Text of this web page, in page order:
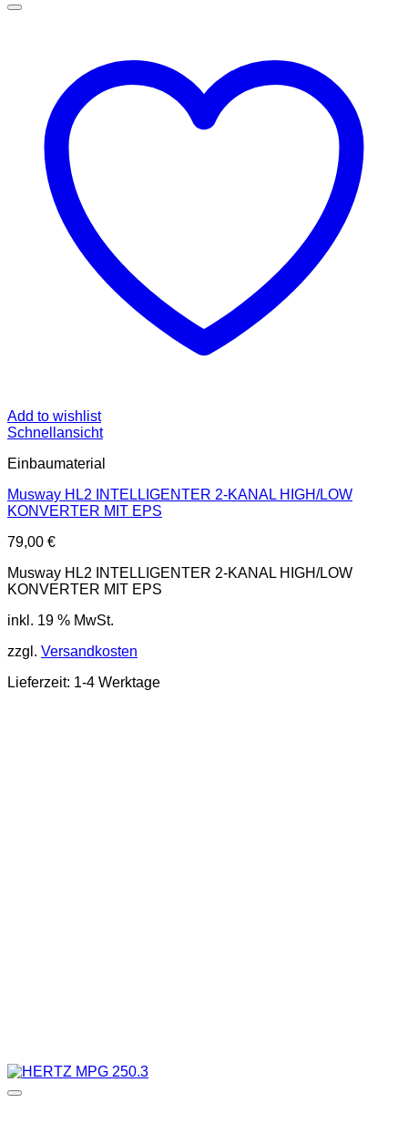
Add to wishlist
Schnellansicht
Einbaumaterial
Musway HL2 INTELLIGENTER 2-KANAL HIGH/LOW
KONVERTER MIT EPS
79,00 €
Musway HL2 INTELLIGENTER 2-KANAL HIGH/LOW
KONVERTER MIT EPS
inkl. 19 % MwSt.
zzgl. Versandkosten
Lieferzeit: 1-4 Werktage